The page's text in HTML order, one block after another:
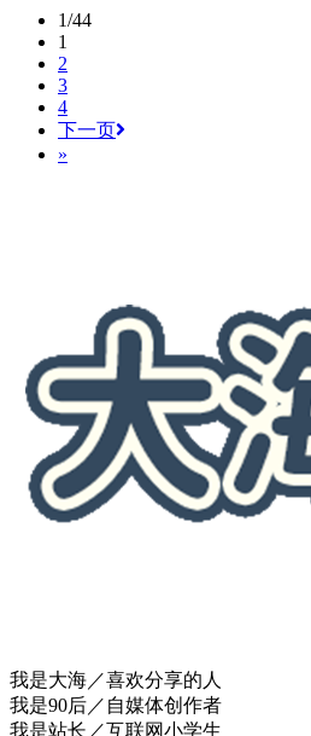
1/44
1
2
3
4
下一页
»
我是大海／喜欢分享的人
我是90后／自媒体创作者
我是站长／互联网小学生